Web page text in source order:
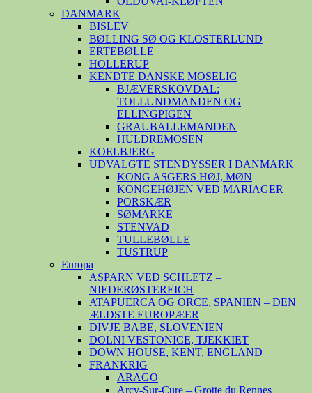
DANMARK
BISLEV
BØLLING SØ OG KLOSTERLUND
ERTEBØLLE
HOLLERUP
KENDTE DANSKE MOSELIG
BJÆVERSKOVDAL:
TOLLUNDMANDEN OG
ELLINGPIGEN
GRAUBALLEMANDEN
HULDREMOSEN
KOELBJERG
UDVALGTE STENDYSSER I DANMARK
KONG ASGERS HØJ, MØN
KONGEHØJEN VED MARIAGER
PORSKÆR
SØMARKE
STENVAD
TULLEBØLLE
TUSTRUP
Europa
ASPARN VED SCHLETZ –
NIEDERØSTEREICH
ATAPUERCA OG ORCE, SPANIEN – DEN
ÆLDSTE EUROPÆER
DIVJE BABE, SLOVENIEN
DOLNI VESTONICE, TJEKKIET
DOWN HOUSE, KENT, ENGLAND
FRANKRIG
ARAGO
Arcy-Sur-Cure – Grotte du Rennes